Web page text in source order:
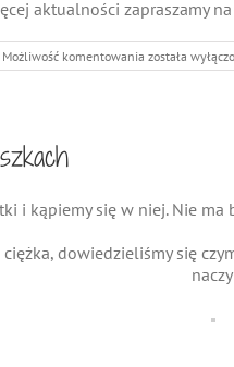
aktualności zapraszamy
Możliwość komentowania Środki
transportu
została
i kąpiemy się w niej. Nie
dowiedzieliśmy się